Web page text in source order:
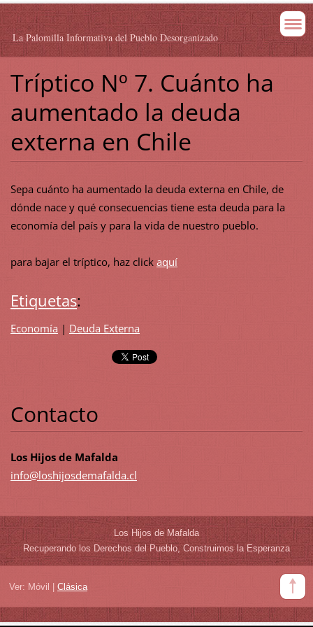
La Palomilla Informativa del Pueblo Desorganizado
Tríptico Nº 7. Cuánto ha
aumentado la deuda
externa en Chile
Sepa cuánto ha aumentado la deuda externa en Chile, de
dónde nace y qué consecuencias tiene esta deuda para la
economía del país y para la vida de nuestro pueblo.
para bajar el tríptico, haz click aquí
Etiquetas:
Economía | Deuda Externa
Contacto
Los Hijos de Mafalda
info@loshijosdemafalda.cl
Los Hijos de Mafalda
Recuperando los Derechos del Pueblo, Construimos la Esperanza
Ver: Móvil Clásica